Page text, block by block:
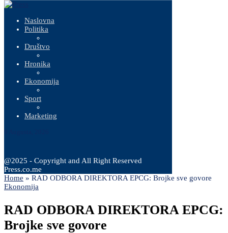
Naslovna
Politika
Društvo
Hronika
Ekonomija
Sport
Marketing
@2025 - Copyright and All Right Reserved
Press.co.me
Home » RAD ODBORA DIREKTORA EPCG: Brojke sve govore
Ekonomija
RAD ODBORA DIREKTORA EPCG:
Brojke sve govore